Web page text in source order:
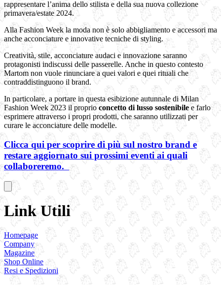
rappresentare l’anima dello stilista e della sua nuova collezione
primavera/estate 2024.
Alla Fashion Week la moda non è solo abbigliamento e accessori ma
anche acconciature e innovative tecniche di styling.
Creatività, stile, acconciature audaci e innovazione saranno
protagonisti indiscussi delle passerelle. Anche in questo contesto
Martom non vuole rinunciare a quei valori e quei rituali che
contraddistinguono il brand.
In particolare, a portare in questa esibizione autunnale di Milan
Fashion Week 2023 il proprio concetto di lusso sostenibilee farlo
esprimere attraverso i propri prodotti, che saranno utilizzati per
curare le acconciature delle modelle.
Clicca qui per scoprire di più sul nostro brand e
restare aggiornato sui prossimi eventi ai quali
collaboreremo.
Link Utili
Homepage
Company
Magazine
Shop Online
Resi e Spedizioni